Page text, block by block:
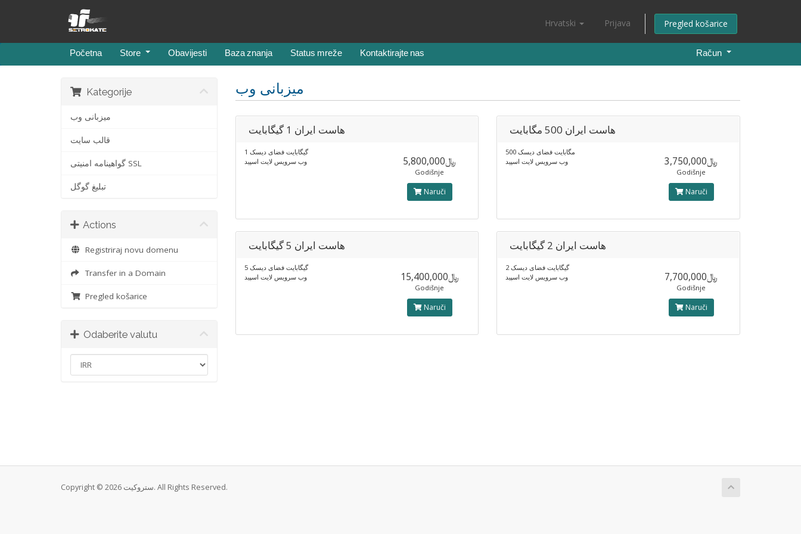
Hrvatski Prijava Pregled košarice
Početna Store Obavijesti Baza znanja Status mreže Kontaktirajte nas Račun
میزبانی وب Kategorije
میزبانی وب
قالب سایت
گواهینامه امنیتی SSL
تبلیغ گوگل
Actions
Registriraj novu domenu
Transfer in a Domain
Pregled košarice
Odaberite valutu
هاست ایران 500 مگابایت
500 مگابایت فضای دیسک
وب سرویس لایت اسپید
﷼3,750,000
Godišnje
Naruči
هاست ایران 1 گیگابایت
1 گیگابایت فضای دیسک
وب سرویس لایت اسپید
﷼5,800,000
Godišnje
Naruči
هاست ایران 2 گیگابایت
2 گیگابایت فضای دیسک
وب سرویس لایت اسپید
﷼7,700,000
Godišnje
Naruči
هاست ایران 5 گیگابایت
5 گیگابایت فضای دیسک
وب سرویس لایت اسپید
﷼15,400,000
Godišnje
Naruči
Copyright © 2026 ستروکیت. All Rights Reserved.